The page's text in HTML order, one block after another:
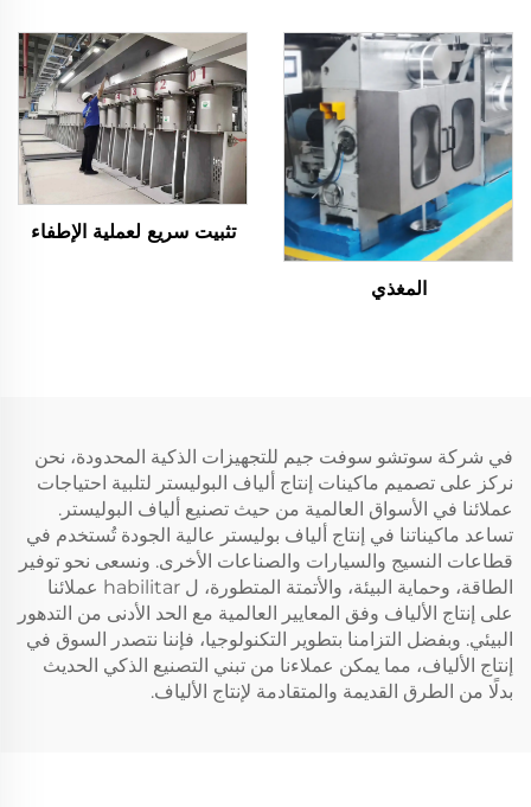
المغذي
تثبيت سريع لعملية الإطفاء
في شركة سوتشو سوفت جيم للتجهيزات الذكية المحدودة، نحن
نركز على تصميم ماكينات إنتاج ألياف البوليستر لتلبية احتياجات
عملائنا في الأسواق العالمية من حيث تصنيع ألياف البوليستر.
تساعد ماكيناتنا في إنتاج ألياف بوليستر عالية الجودة تُستخدم في
قطاعات النسيج والسيارات والصناعات الأخرى. ونسعى نحو توفير
الطاقة، وحماية البيئة، والأتمتة المتطورة، ل habilitar عملائنا
على إنتاج الألياف وفق المعايير العالمية مع الحد الأدنى من التدهور
البيئي. وبفضل التزامنا بتطوير التكنولوجيا، فإننا نتصدر السوق في
إنتاج الألياف، مما يمكن عملاءنا من تبني التصنيع الذكي الحديث
بدلًا من الطرق القديمة والمتقادمة لإنتاج الألياف.